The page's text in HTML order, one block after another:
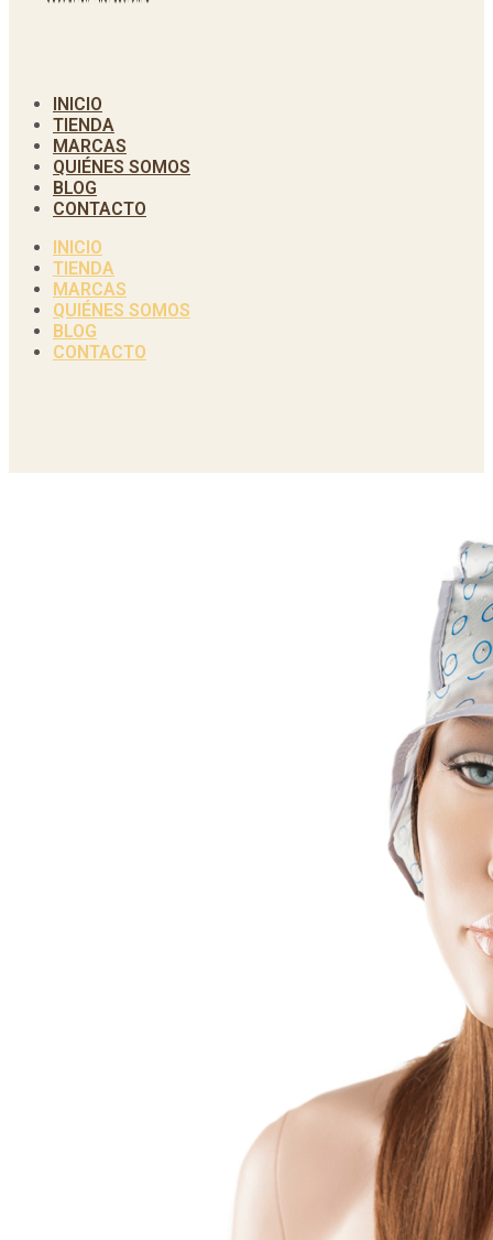
INICIO
TIENDA
MARCAS
QUIÉNES SOMOS
BLOG
CONTACTO
INICIO
TIENDA
MARCAS
QUIÉNES SOMOS
BLOG
CONTACTO